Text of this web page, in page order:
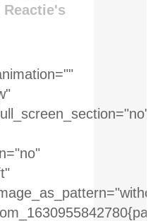
Reactie's